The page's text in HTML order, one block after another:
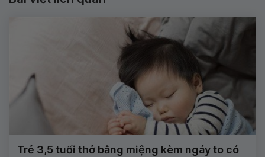
Trẻ 3,5 tuổi thở bằng miệng kèm ngáy to có